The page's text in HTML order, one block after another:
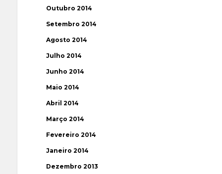
Outubro 2014
Setembro 2014
Agosto 2014
Julho 2014
Junho 2014
Maio 2014
Abril 2014
Março 2014
Fevereiro 2014
Janeiro 2014
Dezembro 2013